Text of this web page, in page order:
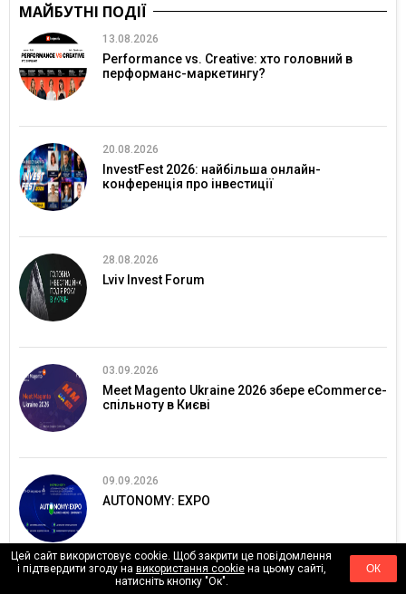
МАЙБУТНІ ПОДІЇ
13.08.2026
Performance vs. Creative: хто головний в
перформанс-маркетингу?
20.08.2026
InvestFest 2026: найбільша онлайн-
конференція про інвестиції
28.08.2026
Lviv Invest Forum
03.09.2026
Meet Magento Ukraine 2026 збере eCommerce-
спільноту в Києві
09.09.2026
AUTONOMY: EXPO
Цей сайт використовує cookie. Щоб закрити це повідомлення
і підтвердити згоду на використання cookieна цьому сайті,
натисніть кнопку "Ок".
ОК